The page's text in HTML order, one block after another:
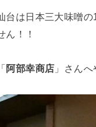
は日本三大味噌
ん！！
阿部幸商店 」さん